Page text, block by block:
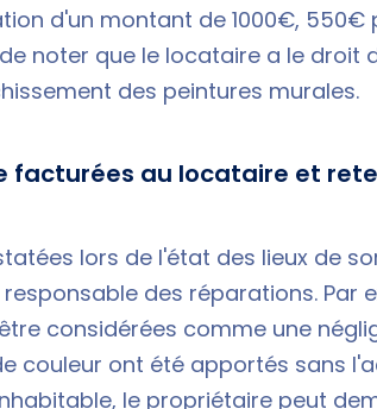
d'un montant de 1000€, 550€
noter que le locataire a le droit
des peintures murales.
au locataire et
lors de l'état des lieux de
des réparations. Par
considérées comme une
couleur ont été apportés sans
le propriétaire peut